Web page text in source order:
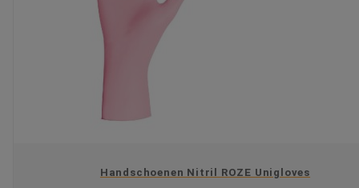
Handschoenen Nitril ROZE Unigloves